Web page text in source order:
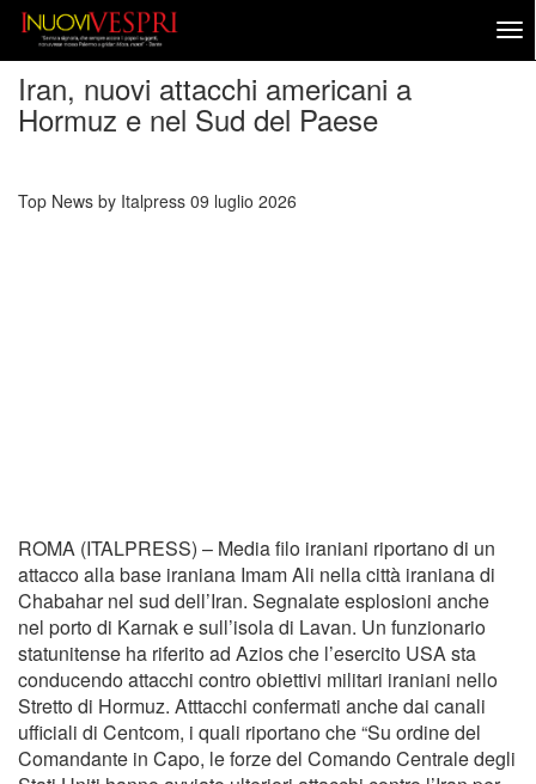
Iran, nuovi attacchi americani a
Hormuz e nel Sud del Paese
Top News by Italpress 09 luglio 2026
ROMA (ITALPRESS) – Media filo iraniani riportano di un
attacco alla base iraniana Imam Ali nella città iraniana di
Chabahar nel sud dell’Iran. Segnalate esplosioni anche
nel porto di Karnak e sull’isola di Lavan. Un funzionario
statunitense ha riferito ad Azios che l’esercito USA sta
conducendo attacchi contro obiettivi militari iraniani nello
Stretto di Hormuz. Atttacchi confermati anche dai canali
ufficiali di Centcom, i quali riportano che “Su ordine del
Comandante in Capo, le forze del Comando Centrale degli